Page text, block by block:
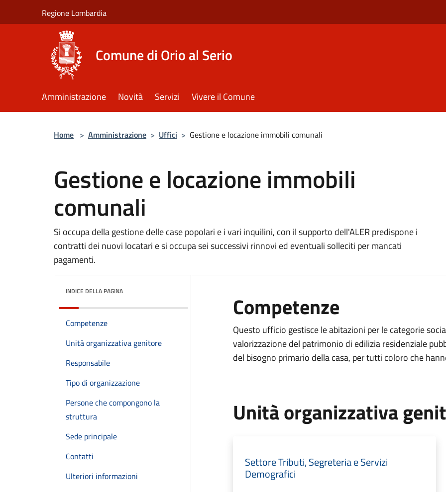
Regione Lombardia
Comune di Orio al Serio
Amministrazione Novità Servizi Vivere il Comune
Home > Amministrazione > Uffici > Gestione e locazione immobili comunali
Gestione e locazione immobili
comunali
Si occupa della gestione delle case popolari e i vari inquilini, con il supporto dell'ALER predispone i
contratti dei nuovi locatari e si occupa sei successivi rinnovi ed eventuali solleciti per mancati
pagamenti.
INDICE DELLA PAGINA
Competenze
Unità organizzativa genitore
Responsabile
Tipo di organizzazione
Persone che compongono la
struttura
Sede principale
Contatti
Ulteriori informazioni
Competenze
Questo ufficio gestisce le abitazioni per le categorie
valorizzazione del patrimonio di edilizia residenziale
del bisogno primario della casa, per tutti coloro che
Unità organizzativa
Settore Tributi, Segreteria e Servizi
Demografici